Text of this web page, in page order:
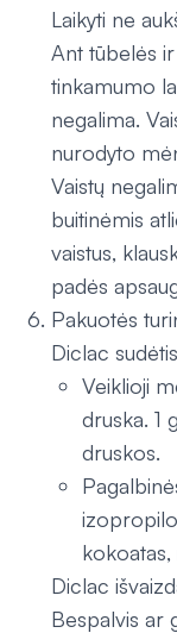
Laikyti ne
Ant tūbelės
tinkamumo
negalima.
nurodyto
Vaistų
buitinėmis
vaistus,
padės
Pakuotės
Diclac sudėtis
Veiklioji
druska. 1
druskos.
kokoatas,
Diclac
Bespalvis ar